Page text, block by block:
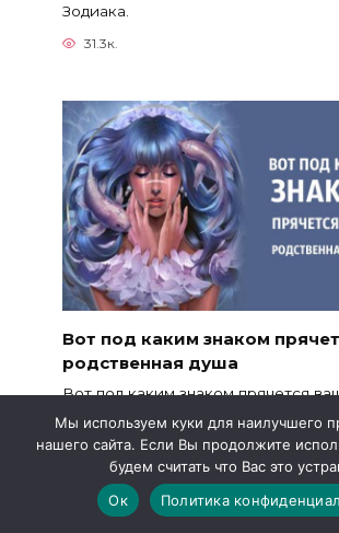
Зодиака.
31.3к.
Вот под каким знаком
родственная душа
Вот под каким знаком прячется
родственная душа.
12.1к.
Мы используем куки для наилучшего
нашего сайта. Если Вы продолжите
будем считать что Вас это
Ок
Политика